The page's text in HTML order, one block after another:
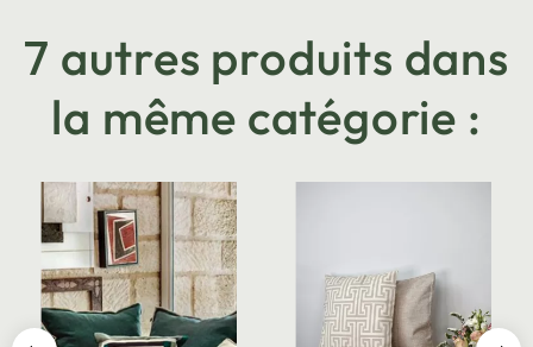
7 autres produits dans
la même catégorie :